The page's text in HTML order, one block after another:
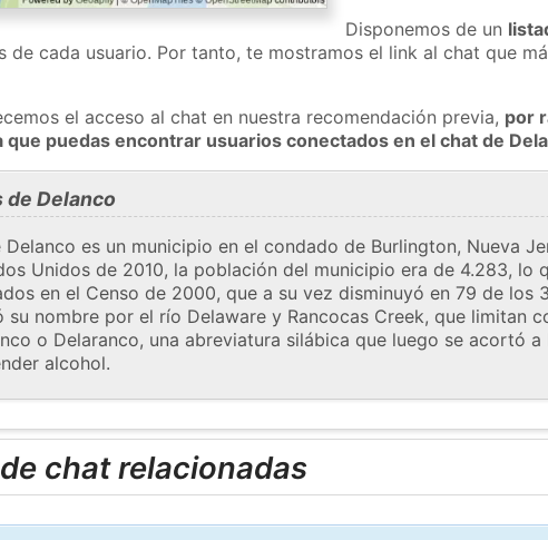
Disponemos de un
de cada usuario. Por tanto, te mostramos el link al chat que
el acceso al chat en nuestra recomendación previa, por
que puedas encontrar usuarios conectados en el chat de
de Delanco
Delanco es un municipio en el condado de Burlington, Nueva
Unidos de 2010, la población del municipio era de 4.283, lo
en el Censo de 2000, que a su vez disminuyó en 79 de los
su nombre por el río Delaware y Rancocas Creek, que limitan
o Delaranco, una abreviatura silábica que luego se acortó
alcohol.
chat relacionadas